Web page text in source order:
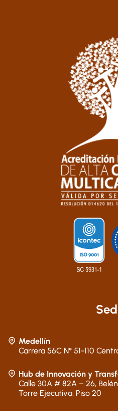
Medellín
Carrera 56C N° 51-110
Hub de Innovación y
Calle 30A # 82A – 26,
Torre Ejecutiva, Piso 20